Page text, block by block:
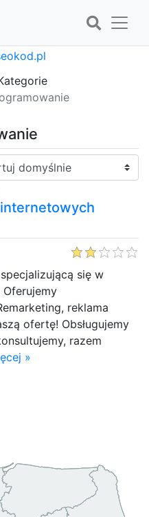
się w
reklama
ofertę! Obsługujemy
razem
»